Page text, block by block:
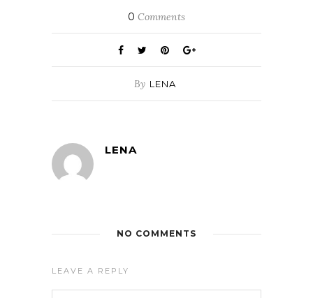
0 Comments
By LENA
LENA
NO COMMENTS
LEAVE A REPLY